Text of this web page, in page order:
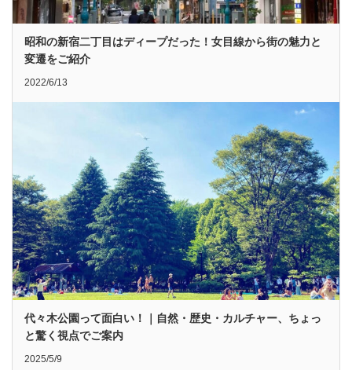
昭和の新宿二丁目はディープだった！女目線から街の魅力と
変遷をご紹介
2022/6/13
代々木公園って面白い！｜自然・歴史・カルチャー、ちょっ
と驚く視点でご案内
2025/5/9